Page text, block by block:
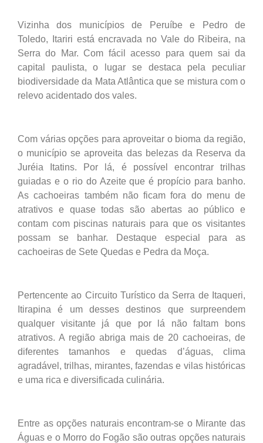
Vizinha dos municípios de Peruíbe e Pedro de
Toledo, Itariri está encravada no Vale do Ribeira, na
Serra do Mar. Com fácil acesso para quem sai da
capital paulista, o lugar se destaca pela peculiar
biodiversidade da Mata Atlântica que se mistura com o
relevo acidentado dos vales.
Com várias opções para aproveitar o bioma da região,
o município se aproveita das belezas da Reserva da
Juréia Itatins. Por lá, é possível encontrar trilhas
guiadas e o rio do Azeite que é propício para banho.
As cachoeiras também não ficam fora do menu de
atrativos e quase todas são abertas ao público e
contam com piscinas naturais para que os visitantes
possam se banhar. Destaque especial para as
cachoeiras de Sete Quedas e Pedra da Moça.
Pertencente ao Circuito Turístico da Serra de Itaqueri,
Itirapina é um desses destinos que surpreendem
qualquer visitante já que por lá não faltam bons
atrativos. A região abriga mais de 20 cachoeiras, de
diferentes tamanhos e quedas d’águas, clima
agradável, trilhas, mirantes, fazendas e vilas históricas
e uma rica e diversificada culinária.
Entre as opções naturais encontram-se o Mirante das
Águas e o Morro do Fogão são outras opções naturais